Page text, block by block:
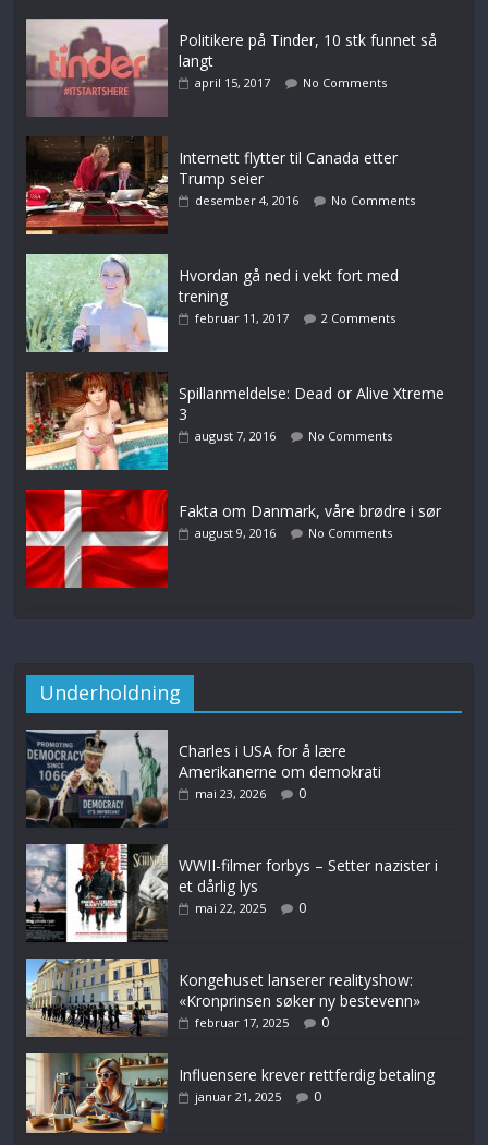
Politikere på Tinder, 10 stk funnet så
langt
april 15, 2017 No Comments
Internett flytter til Canada etter
Trump seier
desember 4, 2016 No Comments
Hvordan gå ned i vekt fort med
trening
februar 11, 2017 2 Comments
Spillanmeldelse: Dead or Alive Xtreme
3
august 7, 2016 No Comments
Fakta om Danmark, våre brødre i sør
august 9, 2016 No Comments
Underholdning
Charles i USA for å lære
Amerikanerne om demokrati
mai 23, 2026 0
WWII-filmer forbys – Setter nazister i
et dårlig lys
mai 22, 2025 0
Kongehuset lanserer realityshow:
«Kronprinsen søker ny bestevenn»
februar 17, 2025 0
Influensere krever rettferdig betaling
januar 21, 2025 0